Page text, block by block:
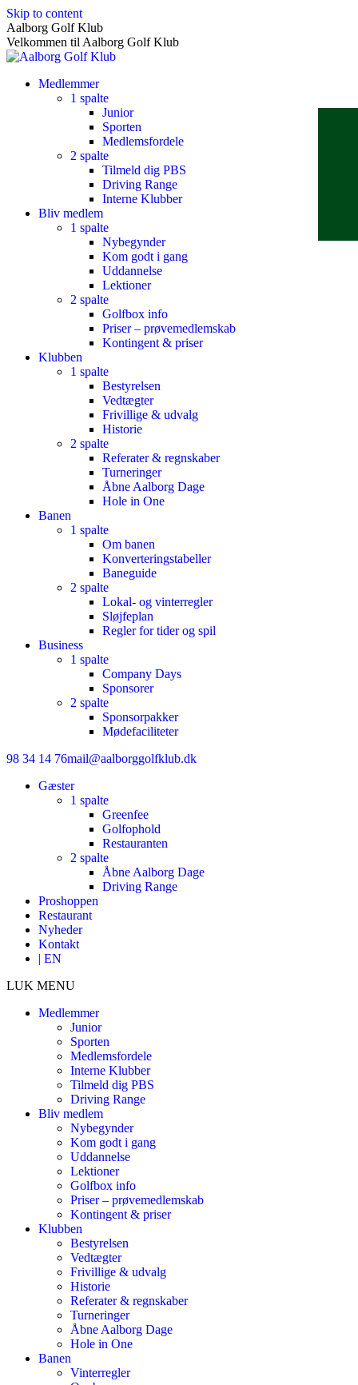
Skip to content
Aalborg Golf Klub
Velkommen til Aalborg Golf Klub
Medlemmer
1 spalte
Junior
Sporten
Medlemsfordele
2 spalte
Tilmeld dig PBS
Driving Range
Interne Klubber
Bliv medlem
1 spalte
Nybegynder
Kom godt i gang
Uddannelse
Lektioner
2 spalte
Golfbox info
Priser – prøvemedlemskab
Kontingent & priser
Klubben
1 spalte
Bestyrelsen
Vedtægter
Frivillige & udvalg
Historie
2 spalte
Referater & regnskaber
Turneringer
Åbne Aalborg Dage
Hole in One
Banen
1 spalte
Om banen
Konverteringstabeller
Baneguide
2 spalte
Lokal- og vinterregler
Sløjfeplan
Regler for tider og spil
Business
1 spalte
Company Days
Sponsorer
2 spalte
Sponsorpakker
Mødefaciliteter
98 34 14 76mail@aalborggolfklub.dk
Gæster
1 spalte
Greenfee
Golfophold
Restauranten
2 spalte
Åbne Aalborg Dage
Driving Range
Proshoppen
Restaurant
Nyheder
Kontakt
| EN
LUK MENU
Medlemmer
Junior
Sporten
Medlemsfordele
Interne Klubber
Tilmeld dig PBS
Driving Range
Bliv medlem
Nybegynder
Kom godt i gang
Uddannelse
Lektioner
Golfbox info
Priser – prøvemedlemskab
Kontingent & priser
Klubben
Bestyrelsen
Vedtægter
Frivillige & udvalg
Historie
Referater & regnskaber
Turneringer
Åbne Aalborg Dage
Hole in One
Banen
Vinterregler